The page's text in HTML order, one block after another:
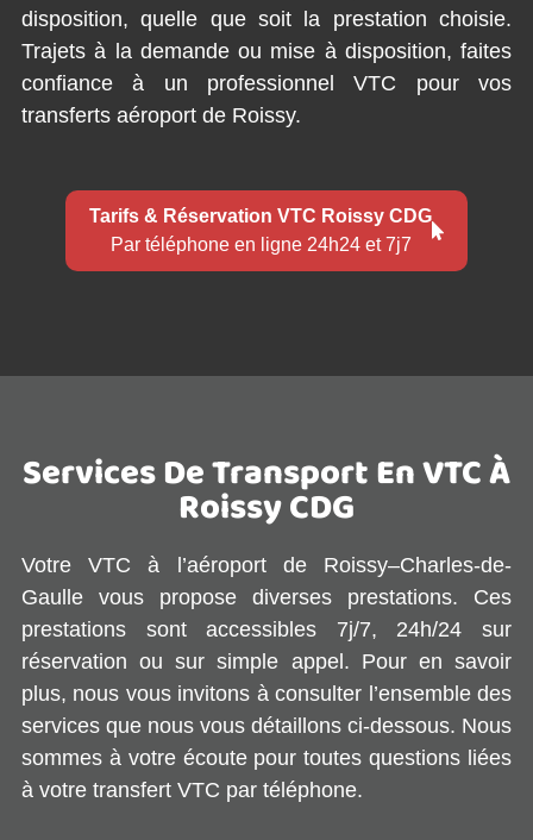
disposition, quelle que soit la prestation choisie.
Trajets à la demande ou mise à disposition, faites
confiance à un professionnel VTC pour vos
transferts aéroport de Roissy.
Tarifs & Réservation VTC Roissy CDG
Par téléphone en ligne 24h24 et 7j7
Services De Transport En VTC À
Roissy CDG
Votre VTC à l’aéroport de Roissy–Charles-de-
Gaulle vous propose diverses prestations. Ces
prestations sont accessibles 7j/7, 24h/24 sur
réservation ou sur simple appel. Pour en savoir
plus, nous vous invitons à consulter l’ensemble des
services que nous vous détaillons ci-dessous. Nous
sommes à votre écoute pour toutes questions liées
à votre transfert VTC par téléphone.